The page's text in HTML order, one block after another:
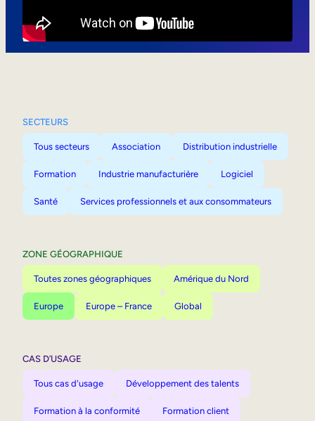
SECTEURS
Tous secteurs Association Distribution industrielle
Formation Industrie manufacturière Logiciel
Santé Services professionnels et aux consommateurs
ZONE GÉOGRAPHIQUE
Toutes zones géographiques Amérique du Nord
Europe Europe – France Global
CAS D’USAGE
Tous cas d'usage Développement des talents
Formation à la conformité Formation client